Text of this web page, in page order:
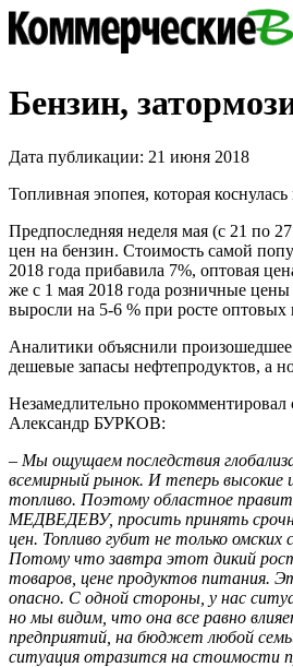
Бензин,
Дата публикации: 21 июня 2018
Топливная эпопея, которая коснулась
Предпоследняя неделя мая (с 21 по
цен на бензин. Стоимость самой
2018 года прибавила 7%, оптовая
же с 1 мая 2018 года розничные
выросли на 5-6 % при росте оптовых
Аналитики объяснили
дешевые запасы нефтепродуктов, а
Незамедлительно прокомментировал
Александр БУРКОВ:
– Мы ощущаем последствия
всемирный рынок. И теперь
топливо. Поэтому областное
МЕДВЕДЕВУ, просить принять
цен. Топливо губит не только омских
Потому что завтра этот дикий
товаров, цене продуктов питания.
опасно. С одной стороны, у нас
но мы видим, что она все равно
предприятий, на бюджет любой
ситуация отразится на стоимости